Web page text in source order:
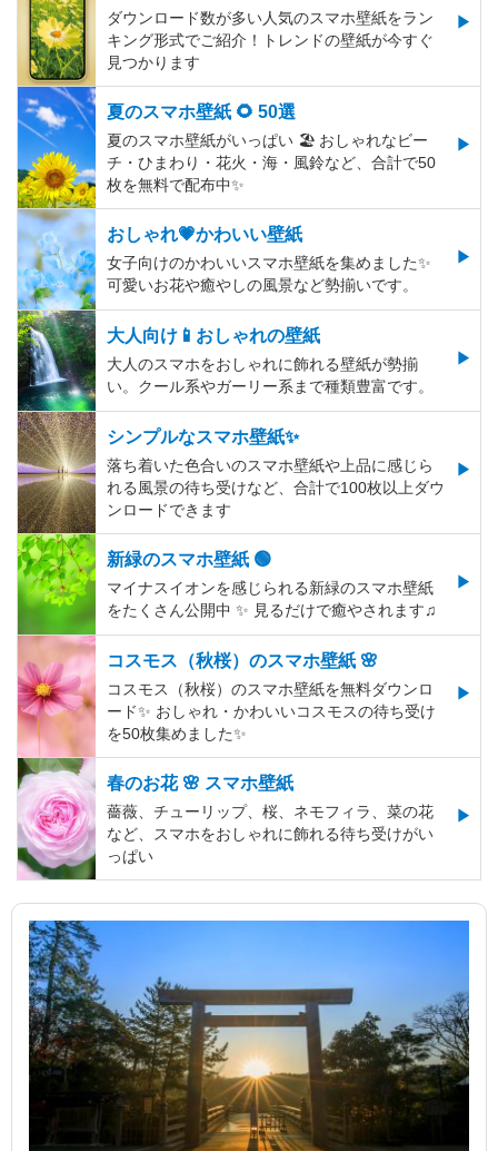
ダウンロード数が多い人気のスマホ壁紙をラン
キング形式でご紹介！トレンドの壁紙が今すぐ
見つかります
夏のスマホ壁紙 🌻 50選
夏のスマホ壁紙がいっぱい 🏖 おしゃれなビー
チ・ひまわり・花火・海・風鈴など、合計で50
枚を無料で配布中✨
おしゃれ💗かわいい壁紙
女子向けのかわいいスマホ壁紙を集めました✨
可愛いお花や癒やしの風景など勢揃いです。
大人向け📱おしゃれの壁紙
大人のスマホをおしゃれに飾れる壁紙が勢揃
い。クール系やガーリー系まで種類豊富です。
シンプルなスマホ壁紙✨
落ち着いた色合いのスマホ壁紙や上品に感じら
れる風景の待ち受けなど、合計で100枚以上ダウ
ンロードできます
新緑のスマホ壁紙 🟢
マイナスイオンを感じられる新緑のスマホ壁紙
をたくさん公開中 ✨ 見るだけで癒やされます♫
コスモス（秋桜）のスマホ壁紙 🌸
コスモス（秋桜）のスマホ壁紙を無料ダウンロ
ード✨️ おしゃれ・かわいいコスモスの待ち受け
を50枚集めました✨️
春のお花 🌸 スマホ壁紙
薔薇、チューリップ、桜、ネモフィラ、菜の花
など、スマホをおしゃれに飾れる待ち受けがい
っぱい